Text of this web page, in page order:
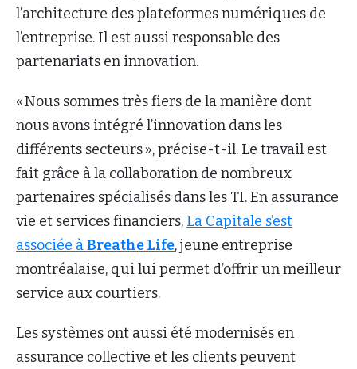
l’architecture des plateformes numériques de
l’entreprise. Il est aussi responsable des
partenariats en innovation.
« Nous sommes très fiers de la manière dont
nous avons intégré l’innovation dans les
différents secteurs », précise-t-il. Le travail est
fait grâce à la collaboration de nombreux
partenaires spécialisés dans les TI. En assurance
vie et services financiers, La Capitale s’est
associée àBreathe Life, jeune entreprise
montréalaise, qui lui permet d’offrir un meilleur
service aux courtiers.
Les systèmes ont aussi été modernisés en
assurance collective et les clients peuvent